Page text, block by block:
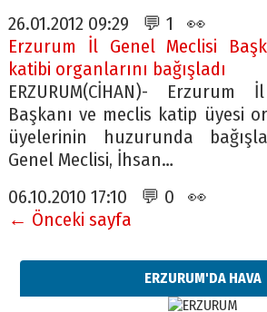
26.01.2012 09:29 💬 1 👀
Erzurum İl Genel Meclisi
katibi organlarını bağışladı
ERZURUM(CİHAN)-
Başkanı ve meclis katip üyesi
üyelerinin huzurunda
Genel Meclisi, İhsan…
06.10.2010 17:10 💬 0 👀
← Önceki sayfa
ERZURUM'DA HAVA